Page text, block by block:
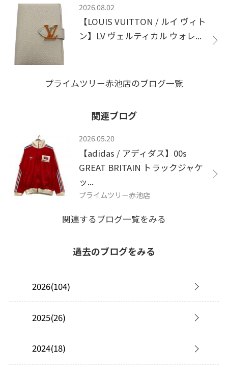
2026.08.02
【LOUIS VUITTON / ルイ ヴィト
ン】LV ヴェルティカル ウォレ...
プライムツリー赤池店のブログ一覧
関連ブログ
2026.05.20
【adidas / アディダス】00s
GREAT BRITAIN トラックジャケ
ッ...
プライムツリー赤池店
関連するブログ一覧をみる
過去のブログをみる
2026(104)
2025(26)
2024(18)